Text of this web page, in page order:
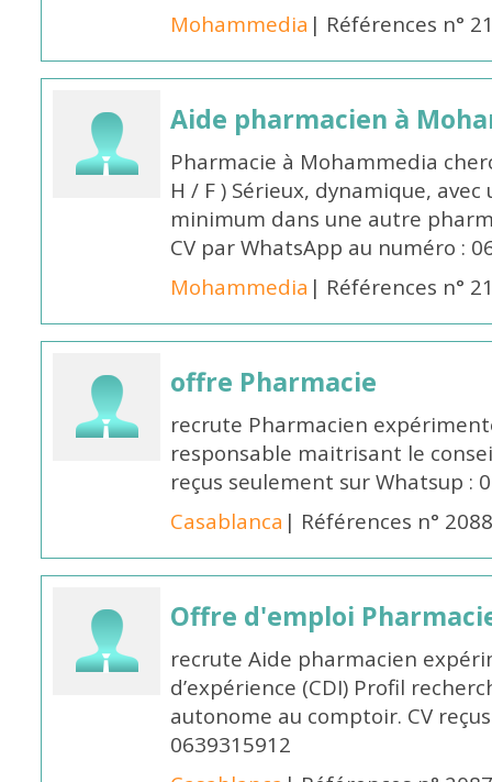
Mohammedia | Références n°
Aide pharmacien à
Pharmacie à Mohammedia
H / F ) Sérieux, dynamique,
minimum dans une autre
CV par WhatsApp au numéro :
Mohammedia | Références n°
offre Pharmacie
recrute Pharmacien
responsable maitrisant le
reçus seulement sur Whatsup :
Casablanca | Références n°
Offre d'emploi
recrute Aide pharmacien
d’expérience (CDI) Profil
autonome au comptoir. CV
0639315912